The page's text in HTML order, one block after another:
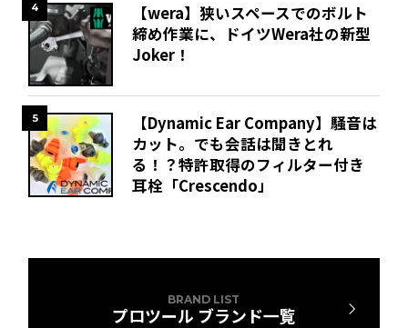
4
【wera】狭いスペースでのボルト
締め作業に、ドイツWera社の新型
Joker！
5
【Dynamic Ear Company】騒音は
カット。でも会話は聞きとれ
る！？特許取得のフィルター付き
耳栓「Crescendo」
BRAND LIST
プロツール ブランド一覧